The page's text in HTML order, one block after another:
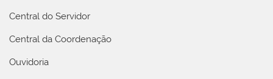
Central do Servidor
Central da Coordenação
Ouvidoria